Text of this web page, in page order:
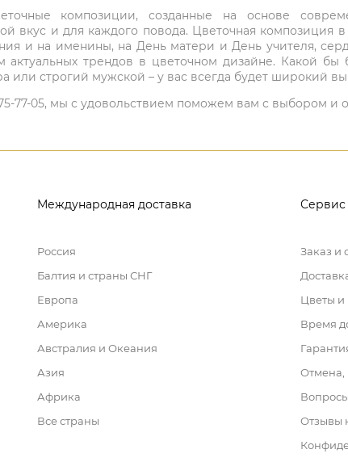
композиции, созданные на основе
вкус и для каждого повода. Цветочная
и на именины, на День матери и День учителя,
трендов в цветочном дизайне. Какой
или строгий мужской – у вас всегда будет широкий
77-05, мы с удовольствием поможем вам с выбором и
Международная доставка
Россия
Балтия и страны СНГ
Европа
Америка
Австралия и Океания
Азия
Африка
Все страны
Сервис
Заказ и
Цветы и
Время
Отмена,
Отзывы